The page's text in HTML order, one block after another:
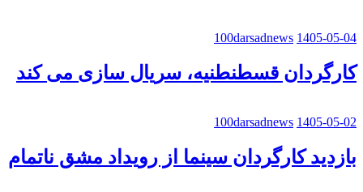
100darsadnews 1405-05-04
کارگردان قسطنطنیه، سریال سازی می کند
100darsadnews 1405-05-02
بازدید کارگردان سینما از رویداد مشق ناتمام